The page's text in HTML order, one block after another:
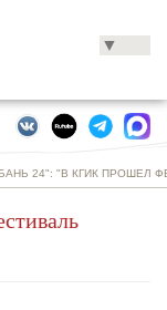
▼
24": "В КГИК ПРОШЕЛ